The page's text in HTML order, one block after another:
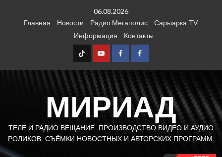
06.08.2026
Главная
Новости Радио Мегаполис
Сарыарка TV
Информация
Контакты
TT Youtube
FB1 FB2
МИРИАД
ТЕЛЕ И РАДИО ВЕЩАНИЕ. ПРОИЗВОДСТВО ВИДЕО И АУДИО
РОЛИКОВ. СЪЁМКИ НОВОСТНЫХ И АВТОРСКИХ ПРОГРАММ.